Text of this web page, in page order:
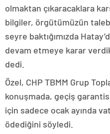
olmaktan çıkaracaklara
bilgiler, örgütümüzün
seyre baktığımızda
devam etmeye karar
dedi.
Özel, CHP TBMM Grup
konuşmada, geçiş
için sadece ocak ayında
ödediğini söyledi.